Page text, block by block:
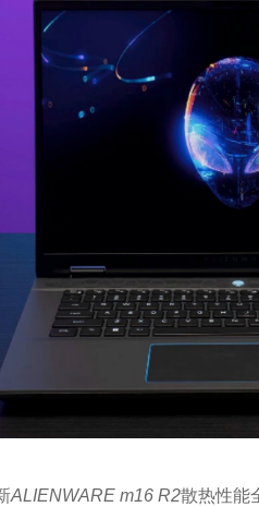
ALIENWARE m16 R2散热性能